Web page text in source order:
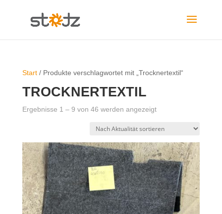
Start/ Produkte verschlagwortet mit „Trocknertextil“
TROCKNERTEXTIL
Ergebnisse 1 – 9 von 46 werden angezeigtNach
sortiert